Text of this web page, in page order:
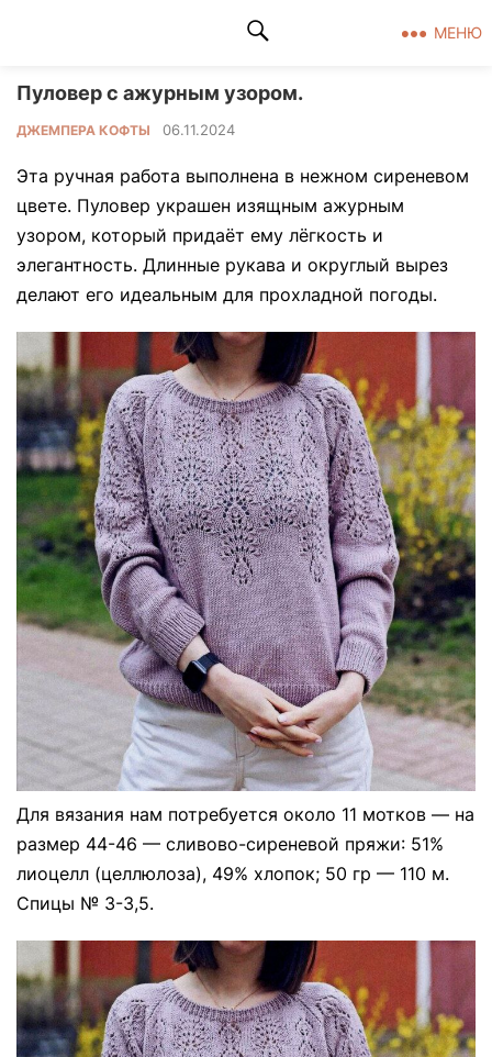
МЕНЮ
Пуловер с ажурным узором.
ДЖЕМПЕРА КОФТЫ 06.11.2024
Эта ручная работа выполнена в нежном сиреневом
цвете. Пуловер украшен изящным ажурным
узором, который придаёт ему лёгкость и
элегантность. Длинные рукава и округлый вырез
делают его идеальным для прохладной погоды.
Для вязания нам потребуется около 11 мотков — на
размер 44-46 — сливово-сиреневой пряжи: 51%
лиоцелл (целлюлоза), 49% хлопок; 50 гр — 110 м.
Спицы № 3-3,5.